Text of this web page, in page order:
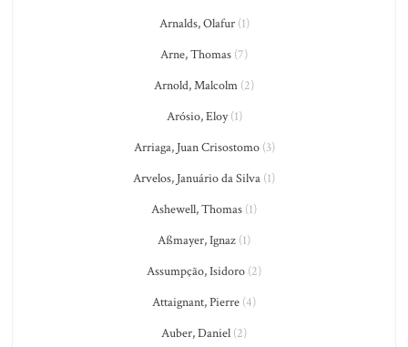
Arnalds, Olafur(1)
Arne, Thomas (7)
Arnold, Malcolm (2)
Arósio, Eloy(1)
Arriaga, Juan Crisostomo(3)
Arvelos, Januário da Silva (1)
Ashewell, Thomas (1)
Aßmayer, Ignaz (1)
Assumpção, Isidoro (2)
Attaignant, Pierre (4)
Auber, Daniel (2)